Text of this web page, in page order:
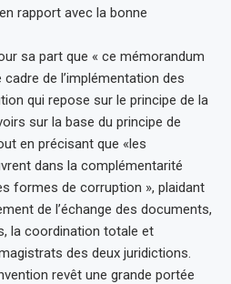
rapport avec la bonne
sa part que « ce mémorandum
de l’implémentation des
qui repose sur le principe de la
sur la base du principe de
en précisant que «les
dans la complémentarité
formes de corruption », plaidant
de l’échange des documents,
la coordination totale et
des deux juridictions.
revêt une grande portée